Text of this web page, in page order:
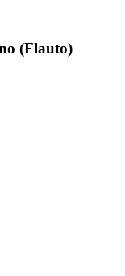
(Flauto)